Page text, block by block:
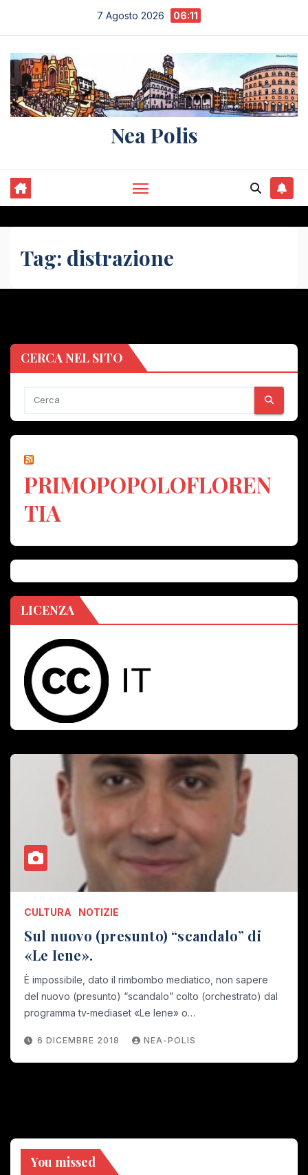
contenuto
7 Agosto 2026 06:11
Nea Polis
Tag: distrazione
CERCA NEL SITO
PRIMOPOPOLOFLOREN
TIA
LICENZA
CULTURA NOTIZIE
Sul nuovo (presunto) “scandalo” di
«Le Iene».
È impossibile, dato il rimbombo mediatico, non sapere
del nuovo (presunto) “scandalo” colto (orchestrato) dal
programma tv-mediaset «Le Iene» o…
6 DICEMBRE 2018 NEA-POLIS
You missed